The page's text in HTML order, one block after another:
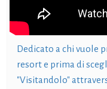
Dedicato a chi vuole
resort e prima di
"Visitandolo"